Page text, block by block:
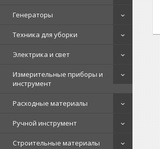
Генераторы
Техника для уборки
Электрика и свет
Измерительные приборы и
инструмент
Расходные материалы
Ручной инструмент
Строительные материалы